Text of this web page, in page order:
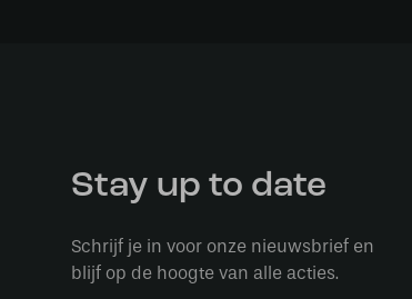
Stay up to date
Schrijf je in voor onze nieuwsbrief en
blijf op de hoogte van alle acties.